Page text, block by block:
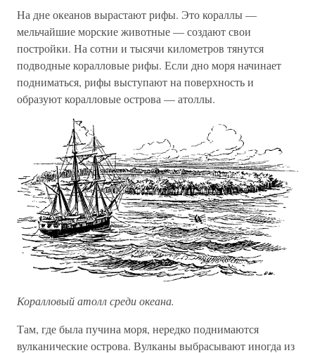
На дне океанов вырастают рифы. Это кораллы —
мельчайшие морские животные — создают свои
постройки. На сотни и тысячи километров тянутся
подводные коралловые рифы. Если дно моря начинает
подниматься, рифы выступают на поверхность и
образуют коралловые острова — атоллы.
Коралловый атолл среди океана.
Там, где была пучина моря, нередко поднимаются
вулканические острова. Вулканы выбрасывают иногда из